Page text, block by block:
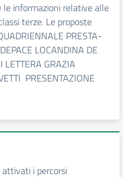
informazioni relative alle
terze. Le proposte
PRESTA-
LOCANDINA DE
LETTERA GRAZIA
PRESENTAZIONE
attivati i percorsi